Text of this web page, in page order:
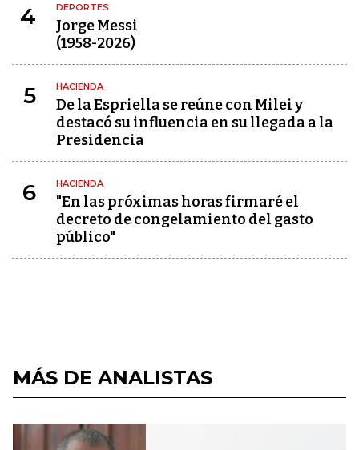
4 DEPORTES
Jorge Messi
(1958-2026)
5 HACIENDA
De la Espriella se reúne con Milei y
destacó su influencia en su llegada a la
Presidencia
6 HACIENDA
"En las próximas horas firmaré el
decreto de congelamiento del gasto
público"
MÁS DE ANALISTAS